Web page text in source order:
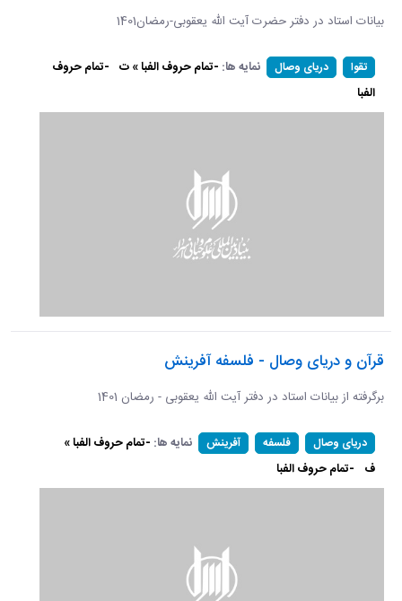
بیانات استاد در دفتر حضرت آیت الله یعقوبی-رمضان1401
تقوا دریای وصال نمایه ها: -تمام حروف الفبا » ت -تمام حروف
الفبا
قرآن و دریای وصال - فلسفه آفرینش
برگرفته از بیانات استاد در دفتر آیت الله یعقوبی - رمضان 1401
دریای وصال فلسفه آفرینش نمایه ها: -تمام حروف الفبا »
ف -تمام حروف الفبا